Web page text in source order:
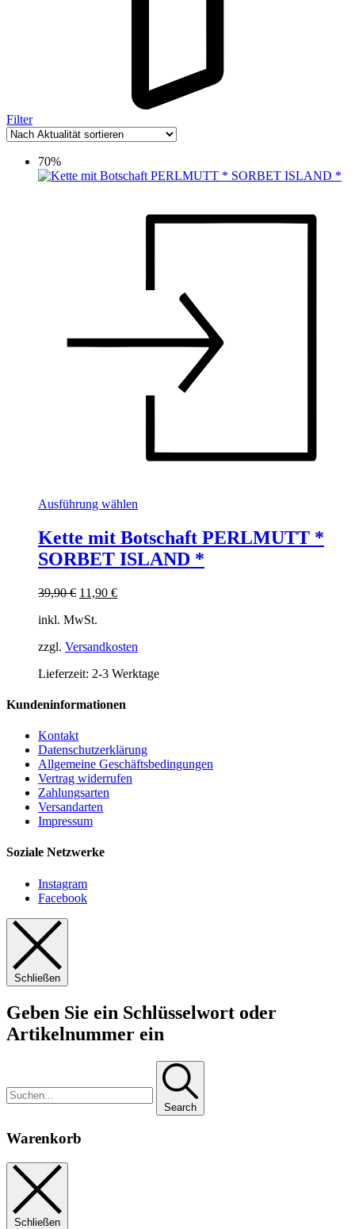
Filter
70%
Ausführung wählen
weist
mehrere
Varianten
gewählt
Kette mit Botschaft PERLMUTT *
SORBET ISLAND *
39,90€ Ursprünglicher
war:
11,90 €Aktueller
inkl. MwSt.
zzgl. Versandkosten
Lieferzeit: 2-3 Werktage
Kundeninformationen
Kontakt
Datenschutzerklärung
Allgemeine Geschäftsbedingungen
Vertrag widerrufen
Zahlungsarten
Versandarten
Impressum
Soziale Netzwerke
Instagram
Facebook
Schließen
Geben Sie ein Schlüsselwort oder
Artikelnummer ein
Search
Warenkorb
Schließen